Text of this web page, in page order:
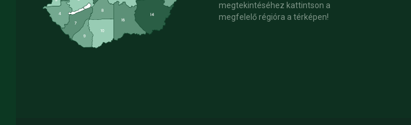
megtekintéséhez kattintson a
megfelelő régióra a térképen!